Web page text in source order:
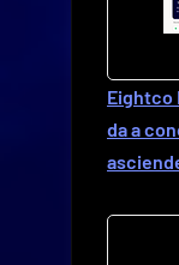
Eightco
da a